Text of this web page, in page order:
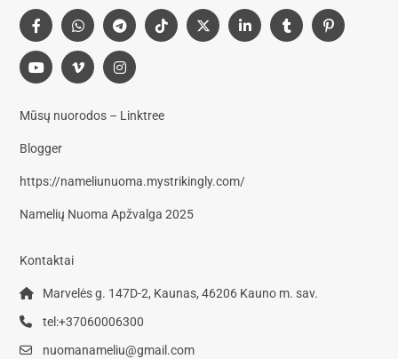
Mūsų nuorodos – Linktree
Blogger
https://nameliunuoma.mystrikingly.com/
Namelių Nuoma Apžvalga 2025
Kontaktai
Marvelės g. 147D-2, Kaunas, 46206 Kauno m. sav.
tel:+37060006300
nuomanameliu@gmail.com